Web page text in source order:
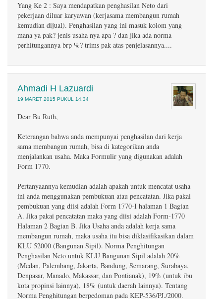
Yang Ke 2 : Saya mendapatkan penghasilan Neto dari
pekerjaan diluar karyawan (kerjasama membangun rumah
kemudian dijual). Penghasilan yang ini masuk kolom yang
mana ya pak? jenis usaha nya apa ? dan jika ada norma
perhitungannya brp %? trims pak atas penjelasannya....
Ahmadi H Lazuardi
19 MARET 2015 PUKUL 14.34
Dear Bu Ruth,
Keterangan bahwa anda mempunyai penghasilan dari kerja
sama membangun rumah, bisa di kategorikan anda
menjalankan usaha. Maka Formulir yang digunakan adalah
Form 1770.
Pertanyaannya kemudian adalah apakah untuk mencatat usaha
ini anda menggunakan pembukuan atau pencatatan. Jika pakai
pembukuan yang diisi adalah Form 1770-I halaman 1 Bagian
A. Jika pakai pencatatan maka yang diisi adalah Form-1770
Halaman 2 Bagian B. Jika Usaha anda adalah kerja sama
membangun rumah, maka usaha itu bisa diklasifikasikan dalam
KLU 52000 (Bangunan Sipil). Norma Penghitungan
Penghasilan Neto untuk KLU Bangunan Sipil adalah 20%
(Medan, Palembang, Jakarta, Bandung, Semarang, Surabaya,
Denpasar, Manado, Makassar, dan Pontianak), 19% (untuk ibu
kota propinsi lainnya), 18% (untuk daerah lainnya). Tentang
Norma Penghitungan berpedoman pada KEP-536/PJ./2000.